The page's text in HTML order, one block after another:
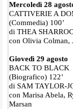
Mercoledì 28
CATTIVERIE A
(Commedia) 100’
di THEA
con Olivia Colman,
Giovedì 29 agosto
BACK TO BLACK
(Biografico) 122’
di SAM TAYLOR-
con Marisa Abela,
Marsan